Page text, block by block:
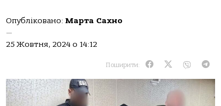
Опубліковано: Марта Сахно
—
25 Жовтня, 2024 о 14:12
Поширити: